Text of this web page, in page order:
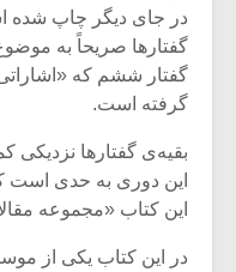
در جای دیگر چاپ شده‌
گفتارها صریحاً به
گفتار ششم که
گرفته است.
بقیه‌ی گفتارها
این دوری به حدی است
این کتاب «مجموعه‌
در این کتاب یکی از
میکلوش